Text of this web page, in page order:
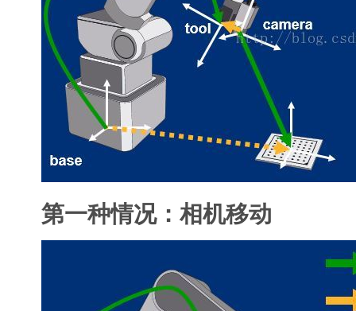
第一种情况：相机移动